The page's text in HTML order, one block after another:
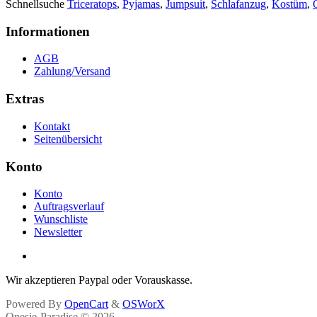
Schnellsuche Triceratops, Pyjamas, Jumpsuit, Schlafanzug, Kostüm,
Informationen
AGB
Zahlung/Versand
Extras
Kontakt
Seitenübersicht
Konto
Konto
Auftragsverlauf
Wunschliste
Newsletter
Wir akzeptieren Paypal oder Vorauskasse.
Powered By OpenCart & OSWorX